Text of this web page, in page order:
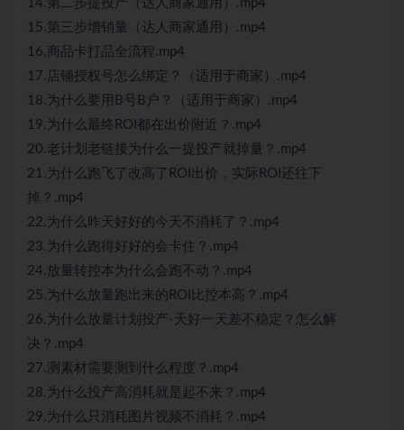
14.第二步提投产（达人商家通用）.mp4
15.第三步增销量（达人商家通用）.mp4
16.商品卡打品全流程.mp4
17.店铺授权号怎么绑定？（适用于商家）.mp4
18.为什么要用B号B户？（适用于商家）.mp4
19.为什么最终ROI都在出价附近？.mp4
20.老计划老链接为什么一提投产就掉量？.mp4
21.为什么跑飞了改高了ROI出价，实际ROI还往下
掉？.mp4
22.为什么昨天好好的今天不消耗了？.mp4
23.为什么跑得好好的会卡住？.mp4
24.放量转控本为什么会跑不动？.mp4
25.为什么放量跑出来的ROI比控本高？.mp4
26.为什么放量计划投产-天好一天差不稳定？怎么解
决？.mp4
27.测素材需要测到什么程度？.mp4
28.为什么投产高消耗就是起不来？.mp4
29.为什么只消耗图片视频不消耗？.mp4